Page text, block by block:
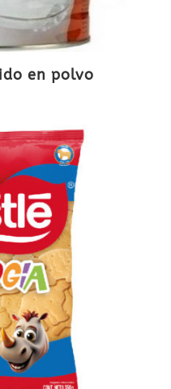
en polvo